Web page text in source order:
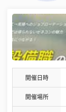
開催日時
開催場所